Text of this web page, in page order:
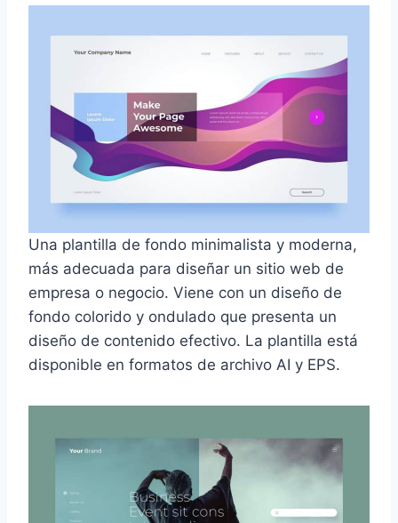
Una plantilla de fondo minimalista y moderna,
más adecuada para diseñar un sitio web de
empresa o negocio. Viene con un diseño de
fondo colorido y ondulado que presenta un
diseño de contenido efectivo. La plantilla está
disponible en formatos de archivo AI y EPS.